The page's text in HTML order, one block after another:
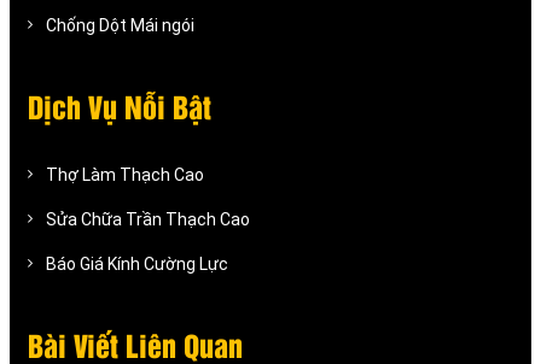
Chống Dột Mái ngói
Dịch Vụ Nỗi Bật
Thợ Làm Thạch Cao
Sửa Chữa Trần Thạch Cao
Báo Giá Kính Cường Lực
Bài Viết Liên Quan